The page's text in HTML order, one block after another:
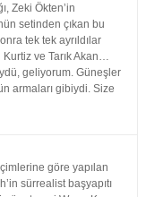
Zeki Ökten’in
setinden çıkan bu
tek tek ayrıldılar
Kurtiz ve Tarık Akan…
geliyorum. Güneşler
armaları gibiydi. Size
göre yapılan
sürrealist başyapıtı